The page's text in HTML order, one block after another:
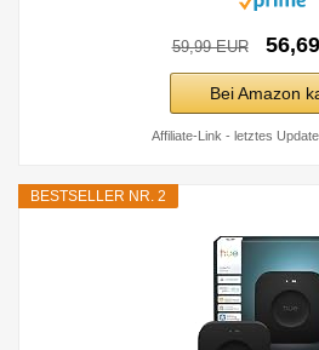
59,99 EUR
Bei Amazon
Affiliate-Link - letztes
BESTSELLER NR. 2